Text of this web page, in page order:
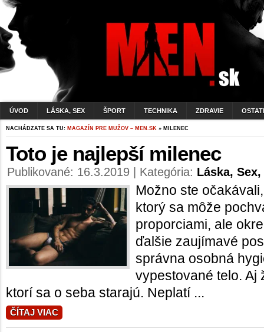
ÚVOD LÁSKA, SEX ŠPORT TECHNIKA ZDRAVIE
NACHÁDZATE SA TU: MAGAZÍN PRE MUŽOV – MEN.SK » MILENEC
Toto je najlepší milenec
Publikované: 16.3.2019 | Kategória: Láska,
Možno ste
ktorý sa môže
proporciami, ale
ďalšie zaujímavé
správna osobná
vypestované telo. Aj
ktorí sa o seba starajú. Neplatí ...
ČÍTAJ VIAC